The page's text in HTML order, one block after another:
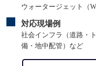
ウォータージェット（
対応現場例
社会インフラ（道路・
備・地中配管）など